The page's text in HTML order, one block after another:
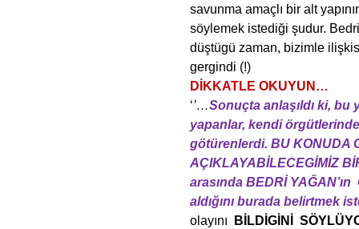
savunma amaçlı bir alt
söylemek istediği şudur.
düştügü zaman, bizimle
gergindi (!)
DİKKATLE OKUYUN…
‘’…Sonuçta anlaşıldı ki, bu
yapanlar, kendi örgütlerinde
götürenlerdi. BU KONUDA
AÇIKLAYABİLECEGİMİZ
arasında BEDRİ
aldığını burada belirtmek
olayını BİLDİGİNİ